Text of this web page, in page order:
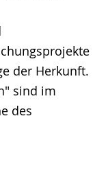
der Herkunft.
sind im
des